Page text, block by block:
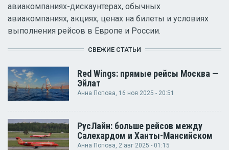
авиакомпаниях-дискаунтерах, обычных
авиакомпаниях, акциях, ценах на билеты и условиях
выполнения рейсов в Европе и России.
СВЕЖИЕ СТАТЬИ
Red Wings: прямые рейсы Москва —
Эйлат
Анна Попова, 16 ноя 2025 - 20:51
РусЛайн: больше рейсов между
Салехардом и Ханты-Мансийском
Анна Попова, 2 авг 2025 - 01:15